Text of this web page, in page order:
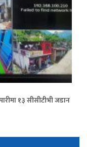
१३ सीसीटीभी जडान